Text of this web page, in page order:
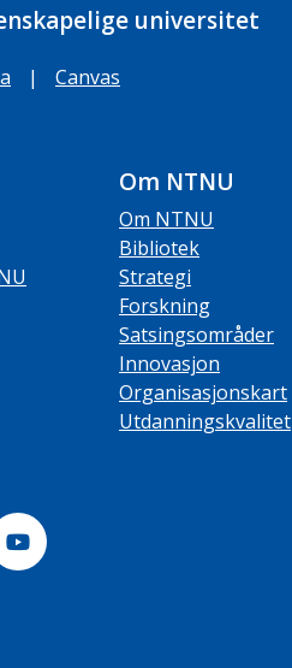
universitet
| Canvas
Om NTNU
Om NTNU
Bibliotek
Strategi
Forskning
Satsingsområder
Innovasjon
Organisasjonskart
Utdanningskvalitet
Youtube